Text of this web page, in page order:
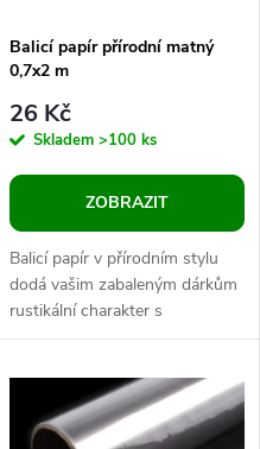
Balicí papír přírodní matný
0,7x2 m
26 Kč
Skladem >100 ks
ZOBRAZIT
Balicí papír v přírodním stylu
dodá vašim zabaleným dárkům
rustikální charakter s
ekologickým přístupem. Z obou